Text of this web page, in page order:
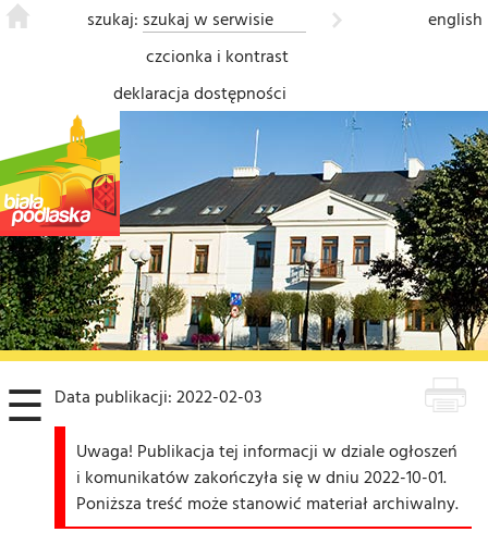
szukaj:
czcionka i kontrast
deklaracja dostępności
english
❮
☰ Data publikacji: 2022-02-03
Uwaga! Publikacja tej informacji w dziale ogłoszeń
i komunikatów zakończyła się w dniu 2022-10-01.
Poniższa treść może stanowić materiał archiwalny.